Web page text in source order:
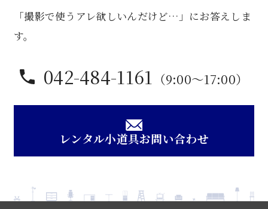
「撮影で使うアレ欲しいんだけど…」にお答えしま
す。
042-484-1161 （9:00〜17:00）
レンタル小道具お問い合わせ